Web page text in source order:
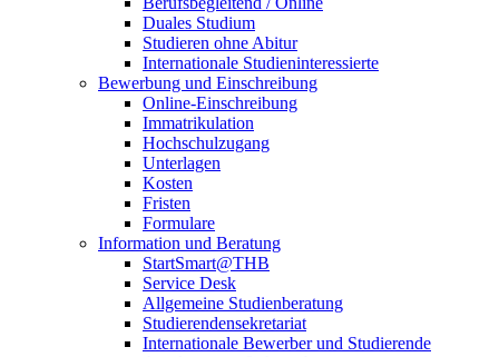
Duales Studium
Studieren ohne Abitur
Internationale Studieninteressierte
Bewerbung und Einschreibung
Online-Einschreibung
Immatrikulation
Hochschulzugang
Unterlagen
Kosten
Fristen
Formulare
Information und Beratung
StartSmart@THB
Service Desk
Allgemeine Studienberatung
Studierendensekretariat
Internationale Bewerber und Studierende